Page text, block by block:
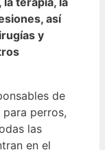
así
y
de
perros,
las
en el